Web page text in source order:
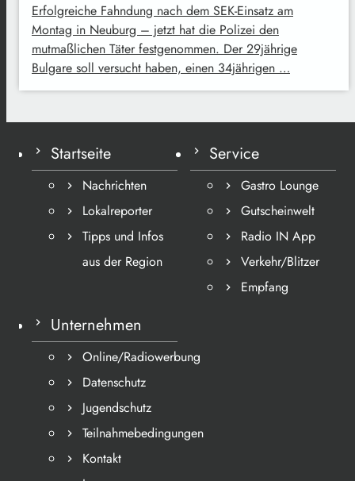
Erfolgreiche Fahndung nach dem SEK-Einsatz am
Montag in Neuburg – jetzt hat die Polizei den
mutmaßlichen Täter festgenommen. Der 29jährige
Bulgare soll versucht haben, einen 34jährigen …
Startseite
Nachrichten
Lokalreporter
Tipps und Infos
aus der Region
Service
Gastro Lounge
Gutscheinwelt
Radio IN App
Verkehr/Blitzer
Empfang
Unternehmen
Online/Radiowerbung
Datenschutz
Jugendschutz
Teilnahmebedingungen
Kontakt